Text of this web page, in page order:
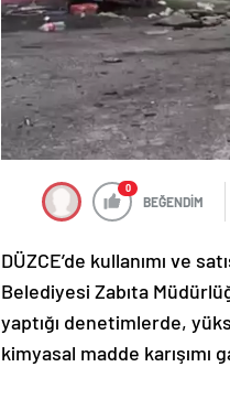
0
BEĞENDİM
DÜZCE’de kullanımı ve
Belediyesi Zabıta
yaptığı denetimlerde,
kimyasal madde